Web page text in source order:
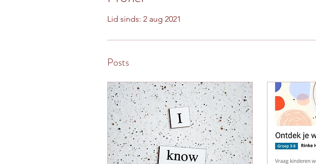
Lid sinds: 2 aug 2021
Posts